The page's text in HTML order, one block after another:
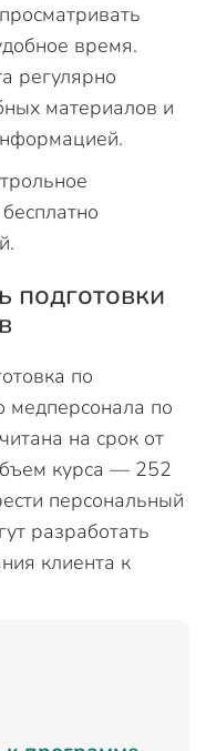
время.
регулярно
материалов и
подготовки
по
медперсонала по
на срок от
курса — 252
персональный
разработать
клиента к